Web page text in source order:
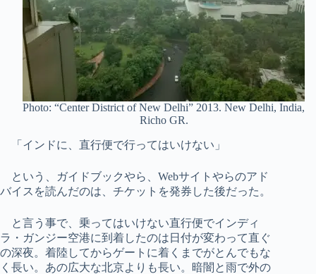
Photo: “Center District of New Delhi” 2013. New Delhi, India,
Richo GR.
「インドに、直行便で行ってはいけない」
という、ガイドブックやら、Webサイトやらのアド
バイスを読んだのは、チケットを発券した後だった。
と言う事で、乗ってはいけない直行便でインディ
ラ・ガンジー空港に到着したのは日付が変わって直ぐ
の深夜。着陸してからゲートに着くまでがとんでもな
く長い。あの広大な北京よりも長い。暗闇と雨で外の